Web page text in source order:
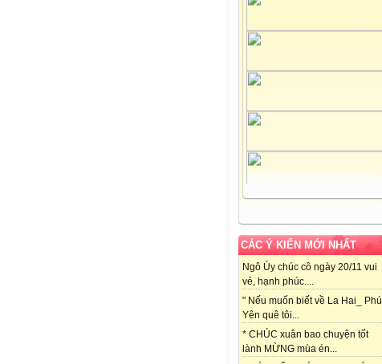
CÁC Ý KIẾN MỚI NHẤT
Ngô Úy chúc cô ngày 20/11 vui
vẻ, hạnh phúc....
" Nếu muốn biết về La Hai_ Phú
Yên quê tôi...
* CHÚC xuân bao chuyện tốt
lành MỪNG mùa én...